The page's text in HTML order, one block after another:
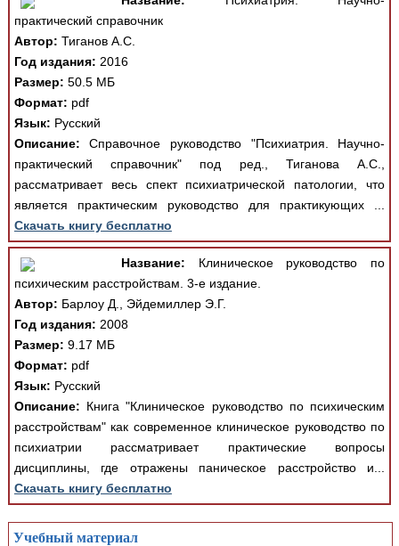
практический справочник
Автор: Тиганов А.С.
Год издания: 2016
Размер: 50.5 МБ
Формат: pdf
Язык: Русский
Описание: Справочное руководство "Психиатрия. Научно-
практический справочник" под ред., Тиганова А.С.,
рассматривает весь спект психиатрической патологии, что
является практическим руководство для практикующих ...
Скачать книгу бесплатно
Название: Клиническое руководство по
психическим расстройствам. 3-е издание.
Автор: Барлоу Д., Эйдемиллер Э.Г.
Год издания: 2008
Размер: 9.17 МБ
Формат: pdf
Язык: Русский
Описание: Книга "Клиническое руководство по психическим
расстройствам" как современное клиническое руководство по
психиатрии рассматривает практические вопросы
дисциплины, где отражены паническое расстройство и...
Скачать книгу бесплатно
Учебный материал